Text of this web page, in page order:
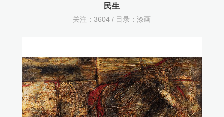
民生
关注： 3604 / 目录： 漆画